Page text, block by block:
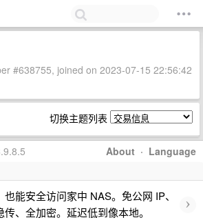
#638755, joined on 2023-07-15 22:56:42
切换主题列表
About · Language
能安全访问家中 NAS。免公网 IP、
、全加密。延迟低到像本地。
›